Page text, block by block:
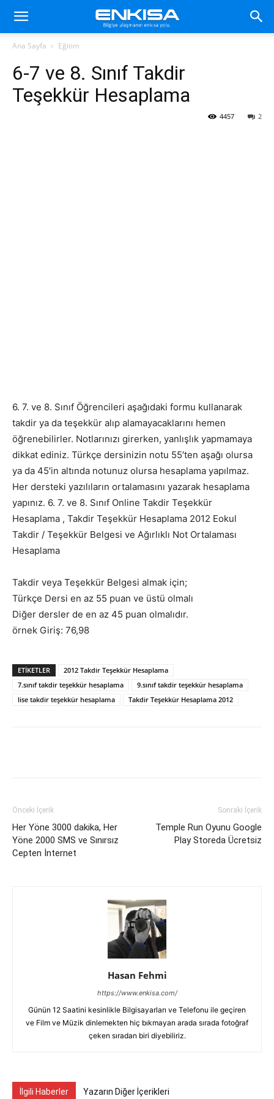
Ana Sayfa Eğitim
6-7 ve 8. Sınıf Takdir
Teşekkür Hesaplama
2
4457
6. 7. ve 8. Sınıf Öğrencileri aşağıdaki formu kullanarak
takdir ya da teşekkür alıp alamayacaklarını hemen
öğrenebilirler. Notlarınızı girerken, yanlışlık yapmamaya
dikkat ediniz. Türkçe dersinizin notu 55′ten aşağı olursa
ya da 45′in altında notunuz olursa hesaplama yapılmaz.
Her dersteki yazılıların ortalamasını yazarak hesaplama
yapınız. 6. 7. ve 8. Sınıf Online Takdir Teşekkür
Hesaplama , Takdir Teşekkür Hesaplama 2012 Eokul
Takdir / Teşekkür Belgesi ve Ağırlıklı Not Ortalaması
Hesaplama
Takdir veya Teşekkür Belgesi almak için;
Türkçe Dersi en az 55 puan ve üstü olmalı
Diğer dersler de en az 45 puan olmalıdır.
örnek Giriş: 76,98
ETIKETLER
2012 Takdir Teşekkür Hesaplama
7.sınıf takdir teşekkür hesaplama
9.sınıf takdir teşekkür hesaplama
lise takdir teşekkür hesaplama
Takdir Teşekkür Hesaplama 2012
Önceki İçerik
Her Yöne 3000 dakika, Her
Yöne 2000 SMS ve Sınırsız
Cepten İnternet
Sonraki İçerik
Temple Run Oyunu Google
Play Storeda Ücretsiz
Hasan Fehmi
https://www.enkisa.com/
Günün 12 Saatini kesinlikle Bilgisayarları ve Telefonu ile geçiren
ve Film ve Müzik dinlemekten hiç bıkmayan arada sırada fotoğraf
çeken sıradan biri diyebiliriz.
İlgili Haberler Yazarın Diğer İçerikleri